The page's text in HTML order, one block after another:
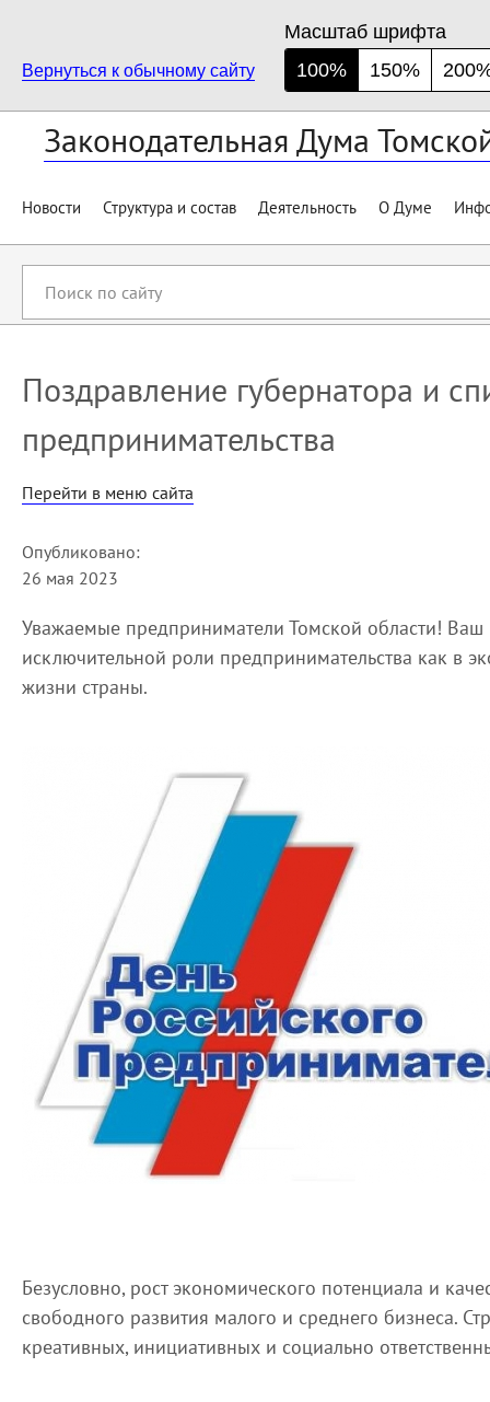
Вернуться к обычному сайту
Масштаб шрифта
100%
150%
Законодательная Дума
Новости Структура и состав Деятельность О Думе
сайту
Поздравление губернатора и
предпринимательства
Перейти в меню сайта
Опубликовано:
26 мая 2023
Уважаемые предприниматели Томской области! Ваш
исключительной роли предпринимательства как в
жизни страны.
Безусловно, рост экономического потенциала и
свободного развития малого и среднего бизнеса.
креативных, инициативных и социально